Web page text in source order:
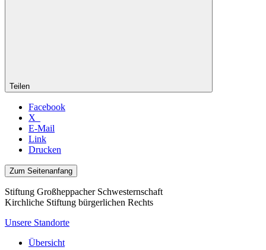
Teilen
Facebook
X
E-Mail
Link
Drucken
Zum Seitenanfang
Stiftung Großheppacher Schwesternschaft
Kirchliche Stiftung bürgerlichen Rechts
Unsere Standorte
Übersicht